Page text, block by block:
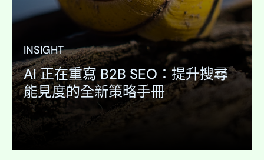
INSIGHT
AI 正在重寫 B2B SEO：提升搜尋
能見度的全新策略手冊